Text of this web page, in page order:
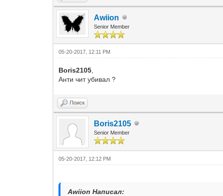
Awiion
Senior Member
05-20-2017, 12:11 PM
Boris2105
Анти чит убивал ?
Поиск
Boris2105
Senior Member
05-20-2017, 12:12 PM
Awiion Написал: